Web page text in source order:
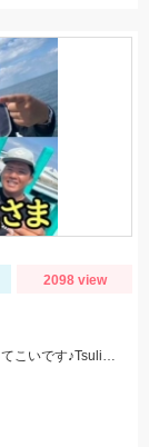
2098 view
『投げて巻くだけ』とても簡単で船釣りデビューにもってこいです♪Tsulino船キス仕掛けもお忘れなく！